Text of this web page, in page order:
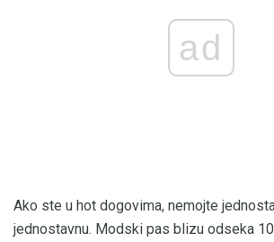
ad
Ako ste u hot dogovima, nemojte
jednostavnu. Modski pas blizu odseka